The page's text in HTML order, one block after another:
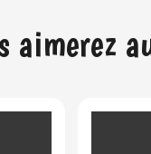
aimerez